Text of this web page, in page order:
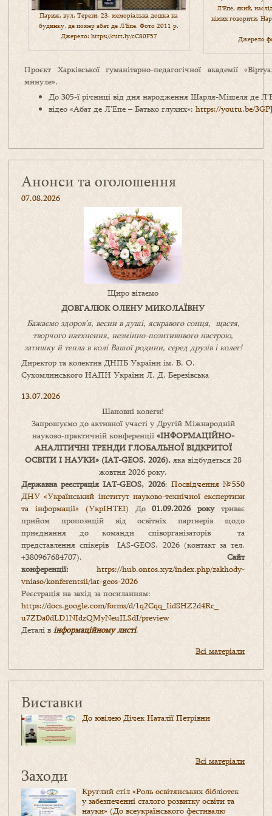
Париж, вул. Терези, 23, меморіальна дошка на
будинку, де помер абат де Л’Епе. Фото 2011 р.
Джерело: https://cutt.ly/cC80F57
Л’Епе, який,
німих говорити.
Джерело
Проєкт Харківської гуманітарно-педагогічної академії
минуле».
До 305-ї річниці від дня народження Шарля-Мішеля де
відео «Абат де Л’Епе – Батько глухих»: https://youtu.be/
Анонси та оголошення
07.08.2026
Щиро вітаємо
ДОВГАЛЮК ОЛЕНУ МИКОЛАЇВНУ
Бажаємо здоров’я, весни в душі, яскравого сонця, щастя,
творчого натхнення, незмінно-позитивнвого настрою,
затишкуйтепла в коліВашоїродини, серед друзів і колег!
Директор та колектив ДНПБ України ім. В. О.
Сухомлинського НАПН України Л. Д. Березівська
13.07.2026
Шановні колеги!
Запрошуємо до активної участі у Другій Міжнародній
науково-практичній конференції «ІНФОРМАЦІЙНО-
АНАЛІТИЧНІ ТРЕНДИ ГЛОБАЛЬНОЇ ВІДКРИТОЇ
ОСВІТИ І НАУКИ» (IAT-GEOS, 2026),яка відбудеться 28
жовтня 2026 року.
Державна реєстрація IAT-GEOS, 2026: Посвідчення №550
ДНУ «Український інститут науково-технічної експертизи
та інформації» (УкрІНТЕІ) До01.09.2026 рокутриває
прийом пропозицій від освітніх партнерів щодо
приєднання до команди співорганізаторів та
представлення спікерів IAS-GEOS, 2026 (контакт за тел.
+380967684707). Сайт
конференції: https://hub.ontos.xyz/index.php/zakhody-
vniaso/konferentsii/iat-geos-2026
Реєстрація на захід за посиланням:
https://docs.google.com/forms/d/1q2Cqq_IidSHZ2d4Rc_
u7ZDa0dLD1NIdzQMyNeuILSdI/preview
Деталі в інформаційному листі.
Всі матеріали
Виставки
До ювілею Дічек Наталії Петрівни
Всі матеріали
Заходи
Круглий стіл «Роль освітянських бібліотек
у забезпеченні сталого розвитку освіти та
науки» (До всеукраїнського фестивалю